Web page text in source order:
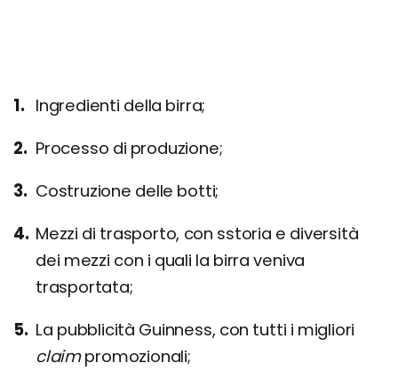
Ingredienti della birra;
Processo di produzione;
Costruzione delle botti;
Mezzi di trasporto, con sstoria e diversità
dei mezzi con i quali la birra veniva
trasportata;
La pubblicità Guinness, con tutti i migliori
claimpromozionali;